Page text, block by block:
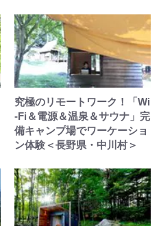
究極のリモートワーク！「Wi
-Fi＆電源＆温泉＆サウナ」完
備キャンプ場でワーケーショ
ン体験＜長野県・中川村＞